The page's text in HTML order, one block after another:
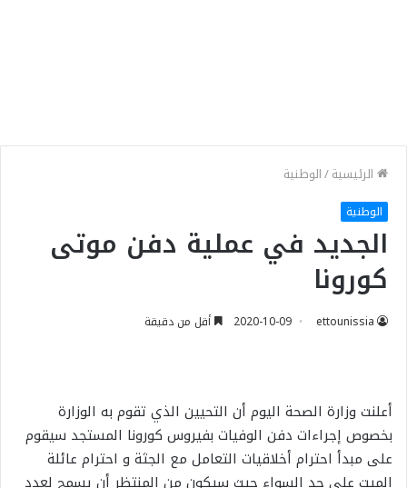
الرئيسية/الوطنية
الوطنية
الجديد في عملية دفن موتى
كورونا
ettounissia
2020-10-09 أقل من دقيقة
أعلنت وزارة الصحة اليوم أن التحيين الذي تقوم به الوزارة
بخصوص إجراءات دفن الوفيات بفيروس كورونا المستجد سيقوم
على مبدأ احترام أخلاقيات التعامل مع الجثة و احترام عائلة
الميت على حد السواء حيث سيكون من المنتظر أن يسمح لعدد